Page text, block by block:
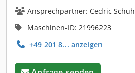
Ansprechpartner: Cedric
Maschinen-ID: 21996223
+49 201 8... anzeigen